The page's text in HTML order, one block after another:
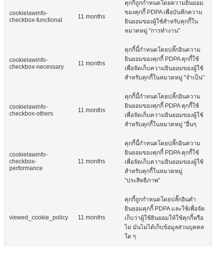
cookielawinfo-
checkbox-functional
11 months
คุกกี้ถูกกำหนดโดยความยินยอม
ของคุกกี้ PDPA เพื่อบันทึกความ
ยินยอมของผู้ใช้สำหรับคุกกี้ใน
หมวดหมู่ "การทำงาน"
cookielawinfo-
checkbox-necessary
11 months
คุกกี้นี้กำหนดโดยปลั๊กอินความ
ยินยอมของคุกกี้ PDPA คุกกี้ใช้
เพื่อจัดเก็บความยินยอมของผู้ใช้
สำหรับคุกกี้ในหมวดหมู่ "จำเป็น"
cookielawinfo-
checkbox-others
11 months
คุกกี้นี้กำหนดโดยปลั๊กอินความ
ยินยอมของคุกกี้ PDPA คุกกี้ใช้
เพื่อจัดเก็บความยินยอมของผู้ใช้
สำหรับคุกกี้ในหมวดหมู่ "อื่นๆ
cookielawinfo-
checkbox-
performance
11 months
คุกกี้นี้กำหนดโดยปลั๊กอินความ
ยินยอมของคุกกี้ PDPA คุกกี้ใช้
เพื่อจัดเก็บความยินยอมของผู้ใช้
สำหรับคุกกี้ในหมวดหมู่
"ประสิทธิภาพ"
viewed_cookie_policy 11 months
คุกกี้ถูกกำหนดโดยปลั๊กอินคำ
ยินยอมคุกกี้ PDPA และใช้เพื่อจัด
เก็บว่าผู้ใช้ยินยอมให้ใช้คุกกี้หรือ
ไม่ มันไม่ได้เก็บข้อมูลส่วนบุคคล
ใด ๆ